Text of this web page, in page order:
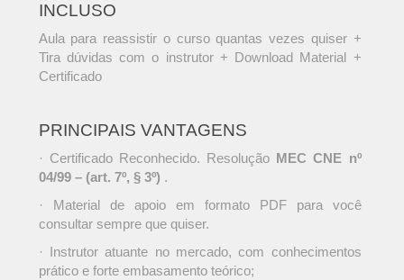
INCLUSO
Aula para reassistir o curso quantas vezes quiser +
Tira dúvidas com o instrutor + Download Material +
Certificado
PRINCIPAIS VANTAGENS
· Certificado Reconhecido. Resolução MEC CNE nº
04/99 – (art. 7º, § 3º) .
· Material de apoio em formato PDF para você
consultar sempre que quiser.
· Instrutor atuante no mercado, com conhecimentos
prático e forte embasamento teórico;